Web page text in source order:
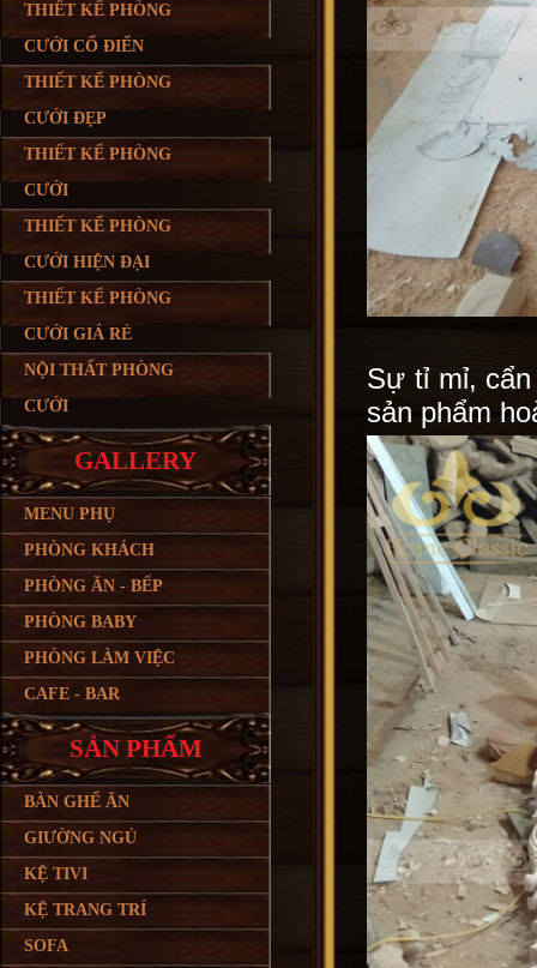
THIẾT KẾ PHÒNG
CƯỚI CỔ ĐIỂN
THIẾT KẾ PHÒNG
CƯỚI ĐẸP
THIẾT KẾ PHÒNG
CƯỚI
THIẾT KẾ PHÒNG
CƯỚI HIỆN ĐẠI
THIẾT KẾ PHÒNG
CƯỚI GIÁ RẺ
NỘI THẤT PHÒNG
CƯỚI
GALLERY
MENU PHỤ
PHÒNG KHÁCH
PHÒNG ĂN - BẾP
PHÒNG BABY
PHÒNG LÀM VIỆC
CAFE - BAR
SẢN PHẨM
BÀN GHẾ ĂN
GIƯỜNG NGỦ
KỆ TIVI
KỆ TRANG TRÍ
SOFA
Sự tỉ mỉ,
sản phẩm